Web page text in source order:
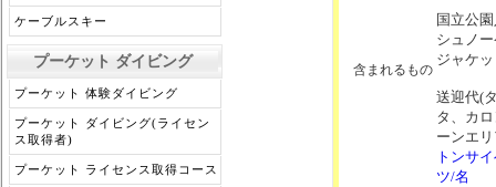
ケーブルスキー
プーケット ダイビング
プーケット 体験ダイビング
プーケット ダイビング(ライセン
ス取得者)
プーケット ライセンス取得コース
含まれるもの
国立公
シュノ
ジャケ
送迎代(
タ、カ
ーンエ
トンサ
ツ/名